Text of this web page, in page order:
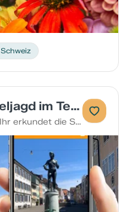
Schweiz
Spannende Schnitzeljagd im Team in Winterthur
Firmenevent in Winterthur - Ihr erkundet die Stadt zu Fuss und stärkt gleichzeitig eure Teamkompetenzen. Löst verschiedene Arten von Aufgaben und sammelt Punkte für euer Team.